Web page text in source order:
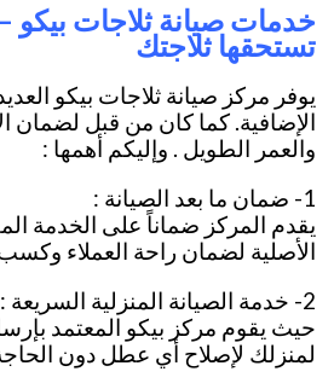
خدمات صيانة ثلاجات بيكو
تستحقها ثلاجتك
يوفر مركز صيانة ثلاجات بيكو
الإضافية. كما كان من قبل لضمان
والعمر الطويل . وإليكم أهمها :
1- ضمان ما بعد الصيانة :
يقدم المركز ضماناً على الخدمة
الأصلية لضمان راحة العملاء
2- خدمة الصيانة المنزلية السريعة :
حيث يقوم مركز بيكو المعتمد
لمنزلك لإصلاح أي عطل دون الحاجة